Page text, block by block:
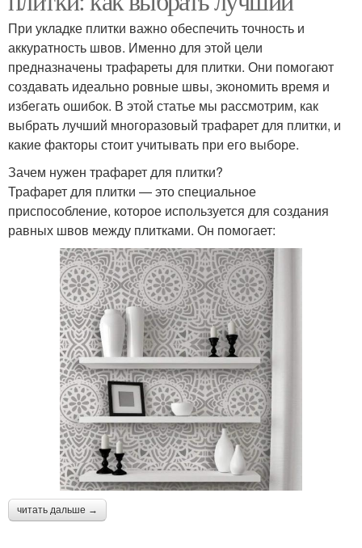
При укладке плитки важно обеспечить точность и
аккуратность швов. Именно для этой цели
предназначены трафареты для плитки. Они помогают
создавать идеально ровные швы, экономить время и
избегать ошибок. В этой статье мы рассмотрим, как
выбрать лучший многоразовый трафарет для плитки, и
какие факторы стоит учитывать при его выборе.
Зачем нужен трафарет для плитки?
Трафарет для плитки — это специальное
приспособление, которое используется для создания
равных швов между плитками. Он помогает:
читать дальше →